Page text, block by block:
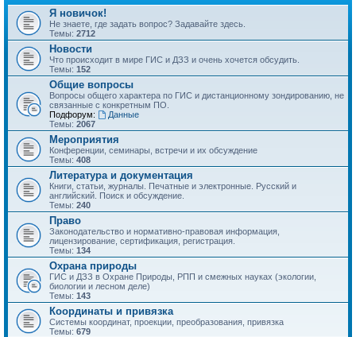
Я новичок!
Не знаете, где задать вопрос? Задавайте здесь.
Темы: 2712
Новости
Что происходит в мире ГИС и ДЗЗ и очень хочется обсудить.
Темы: 152
Общие вопросы
Вопросы общего характера по ГИС и дистанционному зондированию, не
связанные с конкретным ПО.
Подфорум:
Данные
Темы: 2067
Мероприятия
Конференции, семинары, встречи и их обсуждение
Темы: 408
Литература и документация
Книги, статьи, журналы. Печатные и электронные. Русский и
английский. Поиск и обсуждение.
Темы: 240
Право
Законодательство и нормативно-правовая информация,
лицензирование, сертификация, регистрация.
Темы: 134
Охрана природы
ГИС и ДЗЗ в Охране Природы, РПП и смежных науках (экологии,
биологии и лесном деле)
Темы: 143
Координаты и привязка
Системы координат, проекции, преобразования, привязка
Темы: 679